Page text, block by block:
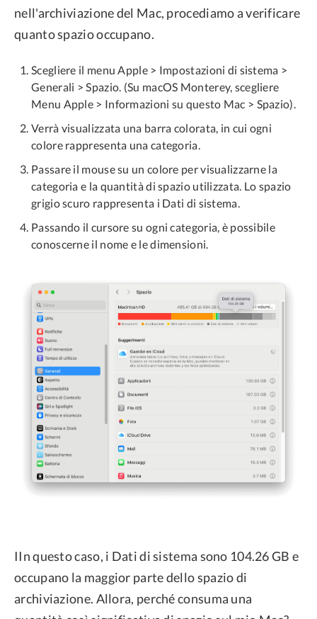
nell'archiviazione del Mac, procediamo a verificare
quanto spazio occupano.
Scegliere il menu Apple > Impostazioni di sistema >
Generali > Spazio. (Su macOS Monterey, scegliere
Menu Apple > Informazioni su questo Mac > Spazio).
Verrà visualizzata una barra colorata, in cui ogni
colore rappresenta una categoria.
Passare il mouse su un colore per visualizzarne la
categoria e la quantità di spazio utilizzata. Lo spazio
grigio scuro rappresenta i Dati di sistema.
Passando il cursore su ogni categoria, è possibile
conoscerne il nome e le dimensioni.
IIn questo caso, i Dati di sistema sono 104.26 GB e
occupano la maggior parte dello spazio di
archiviazione. Allora, perché consuma una